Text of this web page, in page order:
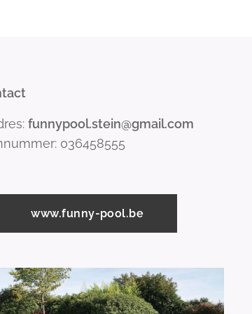
funnypool.stein@gmail.com
036458555
www.funny-pool.be